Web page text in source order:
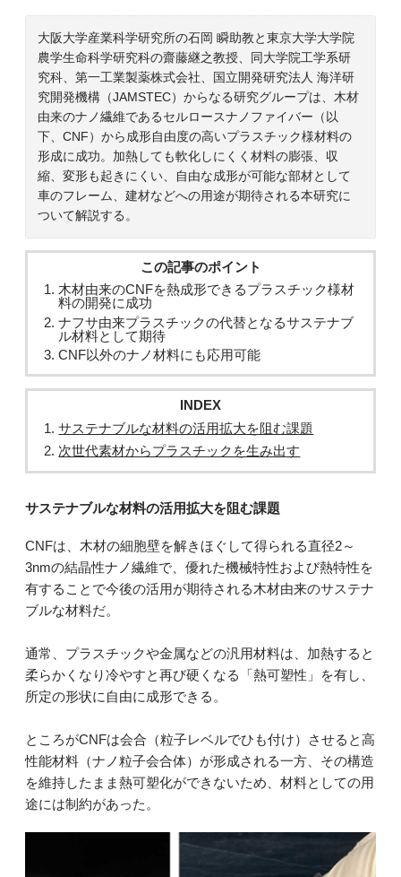
大阪大学産業科学研究所の石岡 瞬助教と東京大学大学院
農学生命科学研究科の齋藤継之教授、同大学院工学系研
究科、第一工業製薬株式会社、国立開発研究法人 海洋研
究開発機構（JAMSTEC）からなる研究グループは、木材
由来のナノ繊維であるセルロースナノファイバー（以
下、CNF）から成形自由度の高いプラスチック様材料の
形成に成功。加熱しても軟化しにくく材料の膨張、収
縮、変形も起きにくい、自由な成形が可能な部材として
車のフレーム、建材などへの用途が期待される本研究に
ついて解説する。
この記事のポイント
木材由来のCNFを熱成形できるプラスチック様材
料の開発に成功
ナフサ由来プラスチックの代替となるサステナブ
ル材料として期待
CNF以外のナノ材料にも応用可能
INDEX
サステナブルな材料の活用拡大を阻む課題
次世代素材からプラスチックを生み出す
サステナブルな材料の活用拡大を阻む課題
CNFは、木材の細胞壁を解きほぐして得られる直径2～
3nmの結晶性ナノ繊維で、優れた機械特性および熱特性を
有することで今後の活用が期待される木材由来のサステナ
ブルな材料だ。
通常、プラスチックや金属などの汎用材料は、加熱すると
柔らかくなり冷やすと再び硬くなる「熱可塑性」を有し、
所定の形状に自由に成形できる。
ところがCNFは会合（粒子レベルでひも付け）させると高
性能材料（ナノ粒子会合体）が形成される一方、その構造
を維持したまま熱可塑化ができないため、材料としての用
途には制約があった。